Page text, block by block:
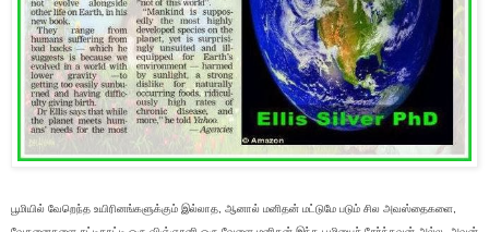
பூமியில் வேறெந்த உயிரினங்களுக்கும் இல்லாத, ஆனால் மனிதன் மட்டுமே படும் சில அவஸ்தைகளை,